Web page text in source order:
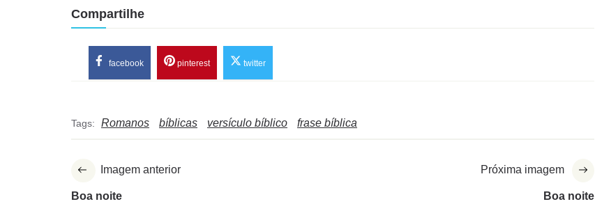
Compartilhe
facebook pinterest twitter
Tags: Romanos bíblicas versículo bíblico frase bíblica
Imagem anterior
Boa noite
Próxima imagem
Boa noite